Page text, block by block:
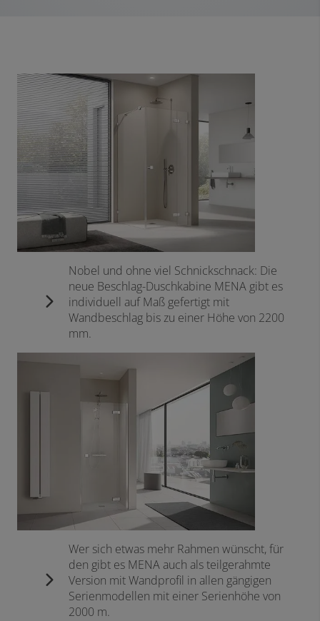
Nobel und ohne viel Schnickschnack: Die
neue Beschlag-Duschkabine MENA gibt es
individuell auf Maß gefertigt mit
Wandbeschlag bis zu einer Höhe von 2200
mm.
Wer sich etwas mehr Rahmen wünscht, für
den gibt es MENA auch als teilgerahmte
Version mit Wandprofil in allen gängigen
Serienmodellen mit einer Serienhöhe von
2000 m.